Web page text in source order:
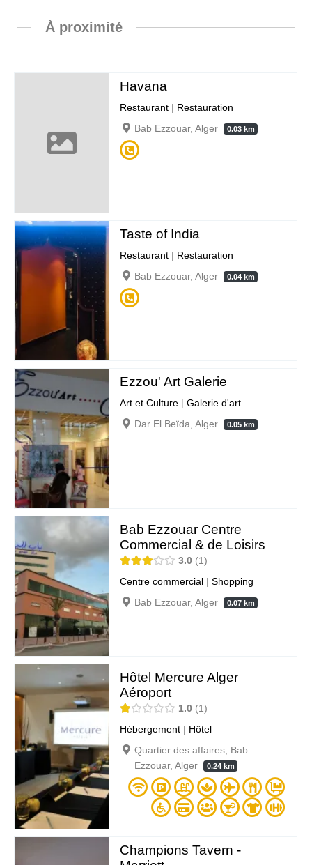
À proximité
Havana
Restaurant | Restauration
Bab Ezzouar, Alger
0.03 km
Taste of India
Restaurant | Restauration
Bab Ezzouar, Alger
0.04 km
Ezzou' Art Galerie
Art et Culture |Galerie d'art
Dar El Beïda, Alger
0.05 km
Bab Ezzouar Centre
Commercial & de Loisirs
3.0
1
Centre commercial |Shopping
Bab Ezzouar, Alger
0.07 km
Hôtel Mercure Alger
Aéroport
1.0
1
Hébergement | Hôtel
Quartier des affaires, Bab
Ezzouar, Alger
0.24 km
Champions Tavern -